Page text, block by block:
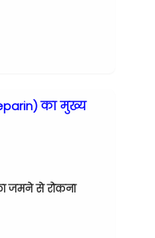
का मुख्य
जमने से रोकना